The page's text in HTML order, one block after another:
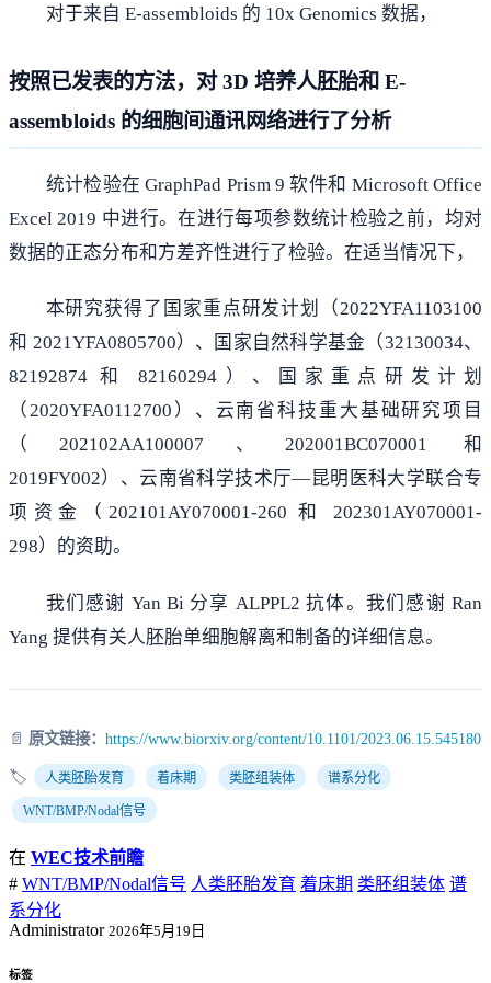
对于来自 E-assembloids 的 10x Genomics 数据，
按照已发表的方法，对 3D 培养人胚胎和 E-
assembloids 的细胞间通讯网络进行了分析
统计检验在 GraphPad Prism 9 软件和 Microsoft Office
Excel 2019 中进行。在进行每项参数统计检验之前，均对
数据的正态分布和方差齐性进行了检验。在适当情况下，
本研究获得了国家重点研发计划（2022YFA1103100
和 2021YFA0805700）、国家自然科学基金（32130034、
82192874 和 82160294）、国家重点研发计划
（2020YFA0112700）、云南省科技重大基础研究项目
（202102AA100007、202001BC070001 和
2019FY002）、云南省科学技术厅—昆明医科大学联合专
项资金（202101AY070001-260 和 202301AY070001-
298）的资助。
我们感谢 Yan Bi 分享 ALPPL2 抗体。我们感谢 Ran
Yang 提供有关人胚胎单细胞解离和制备的详细信息。
📄 原文链接： https://www.biorxiv.org/content/10.1101/2023.06.15.545180
🏷️ 人类胚胎发育 着床期 类胚组装体 谱系分化
WNT/BMP/Nodal信号
在 WEC技术前瞻
# WNT/BMP/Nodal信号 人类胚胎发育 着床期 类胚组装体 谱
系分化
Administrator 2026年5月19日
标签